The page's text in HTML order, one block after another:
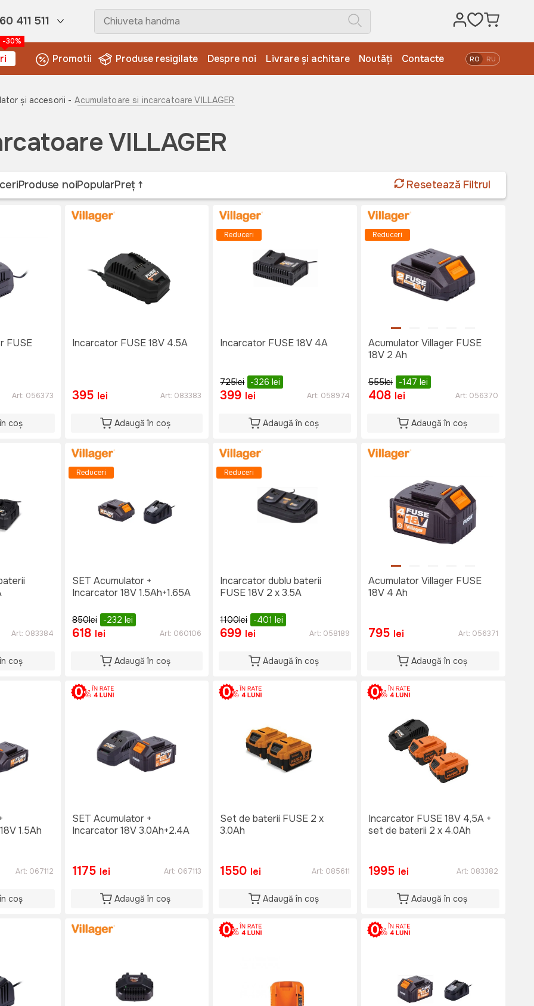
411 511
-30%
Promotii Produse resigilate Despre noi Livrare și achitare Noutăți Contacte RO RU
și accesorii - Acumulatoare si incarcatoare VILLAGER
VILLAGER
Produse noiPopularPreț Resetează Filtrul
FUSE
Art: 056373
coș
Incarcator FUSE 18V 4.5A
395 lei Art: 083383
Adaugă în coș
Reduceri
Incarcator FUSE 18V 4A
725lei -326lei
399 lei Art: 058974
Adaugă în coș
Reduceri
Acumulator Villager FUSE
18V 2 Ah
555lei -147 lei
408 lei Art: 056370
Adaugă în coș
Art: 083384
coș
Reduceri
SET Acumulator +
Incarcator 18V 1.5Ah+1.65A
850lei -232 lei
618 lei Art: 060106
Adaugă în coș
Reduceri
Incarcator dublu baterii
FUSE 18V 2 x 3.5A
1100lei -401lei
699 lei Art: 058189
Adaugă în coș
Acumulator Villager FUSE
18V 4 Ah
795 lei Art: 056371
Adaugă în coș
Art: 067112
coș
SET Acumulator +
Incarcator 18V 3.0Ah+2.4A
1175 lei Art: 067113
Adaugă în coș
Set de baterii FUSE 2 x
3.0Ah
1550 lei Art: 085611
Adaugă în coș
Incarcator FUSE 18V 4,5A +
set de baterii 2 x 4.0Ah
1995 lei Art: 083382
Adaugă în coș